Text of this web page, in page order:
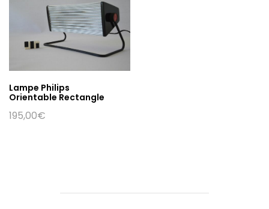
Lampe Philips
Orientable Rectangle
195,00€